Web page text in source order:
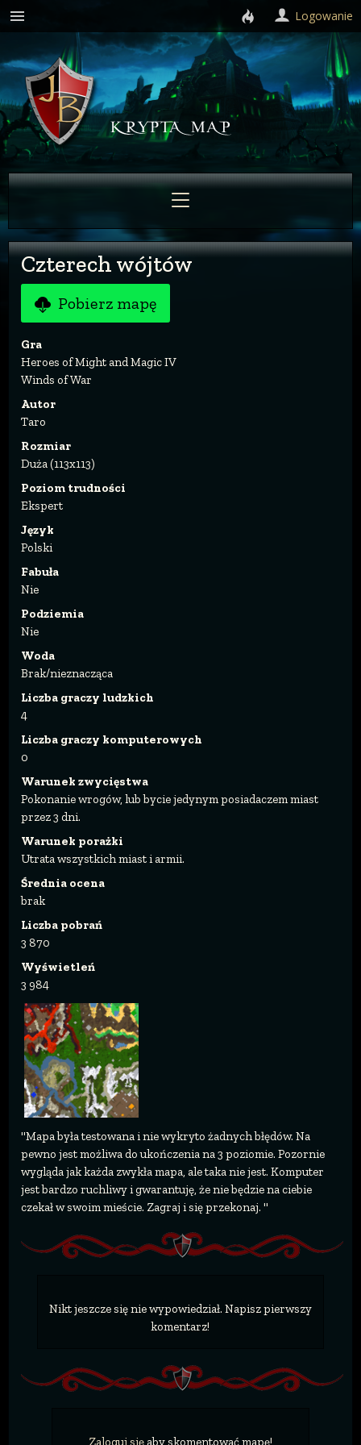
Czterech wójtów
Pobierz mapę
Gra
Heroes of Might and Magic IV
Winds of War
Autor
Taro
Rozmiar
Duża (113x113)
Poziom trudności
Ekspert
Język
Polski
Fabuła
Nie
Podziemia
Nie
Woda
Brak/nieznacząca
Liczba graczy ludzkich
4
Liczba graczy komputerowych
0
Warunek zwycięstwa
Pokonanie wrogów, lub bycie jedynym posiadaczem miast
przez 3 dni.
Warunek porażki
Utrata wszystkich miast i armii.
Średnia ocena
brak
Liczba pobrań
3 870
Wyświetleń
3 984
"Mapa była testowana i nie wykryto żadnych błędów. Na
pewno jest możliwa do ukończenia na 3 poziomie. Pozornie
wygląda jak każda zwykła mapa, ale taka nie jest. Komputer
jest bardzo ruchliwy i gwarantuję, że nie będzie na ciebie
czekał w swoim mieście. Zagraj i się przekonaj. "
Nikt jeszcze się nie wypowiedział. Napisz pierwszy
komentarz!
Zaloguj sięaby skomentować mapę!
Logowanie